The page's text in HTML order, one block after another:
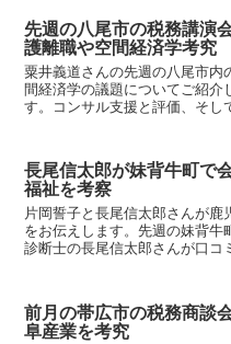
先週の八尾市の税務講演
護離職や空間経済学考究
粟井義道さんの先週の八尾市内
間経済学の議題についてご紹介
す。コンサル支援と評価、そし
長尾信太郎が妹背牛町で
福祉を考察
片岡誓子と長尾信太郎さんが
をお伝えします。先週の妹背
診断士の長尾信太郎さんが口コ
前月の帯広市の税務商談
阜産業を考究